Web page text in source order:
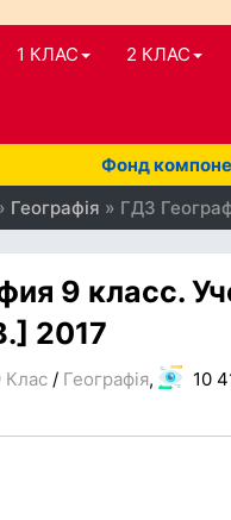
1 КЛАС 2 КЛАС
Фонд
Географія » ГДЗ
9 класс.
2017
Клас / Географія, 10